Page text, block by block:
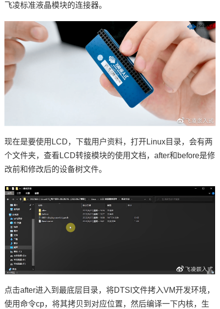
飞凌标准液晶模块的连接器。
现在是要使用LCD，下载用户资料，打开Linux目录，会有两
个文件夹，查看LCD转接模块的使用文档，after和before是修
改前和修改后的设备树文件。
点击after进入到最底层目录，将DTSI文件拷入VM开发环境，
使用命令cp，将其拷贝到对应位置，然后编译一下内核，生